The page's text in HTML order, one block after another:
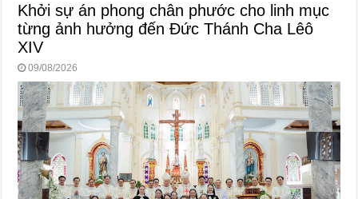
Khởi sự án phong chân phước cho linh mục
từng ảnh hưởng đến Đức Thánh Cha Lêô
XIV
09/08/2026